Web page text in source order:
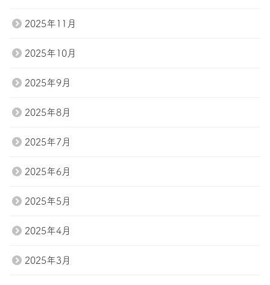
2025年11月
2025年10月
2025年9月
2025年8月
2025年7月
2025年6月
2025年5月
2025年4月
2025年3月